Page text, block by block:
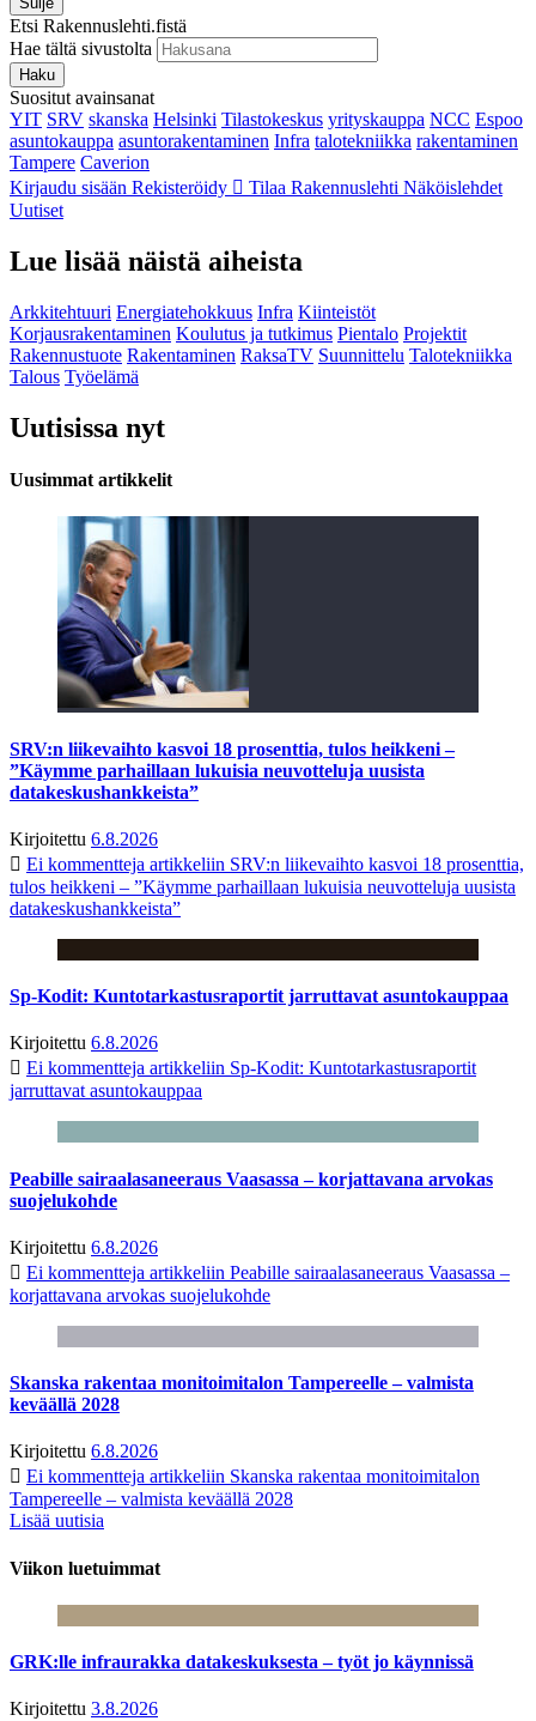
Etsi Rakennuslehti.fistä
Hae tältä sivustolta
Haku
Suositut avainsanat
YIT SRV skanska Helsinki Tilastokeskus yrityskauppa NCC Espoo
asuntokauppa asuntorakentaminen Infra talotekniikka rakentaminen
Tampere Caverion
Kirjaudu sisään Rekisteröidy Tilaa Rakennuslehti Näköislehdet
Uutiset
Lue lisää näistä aiheista
Arkkitehtuuri Energiatehokkuus Infra Kiinteistöt
Korjausrakentaminen Koulutus ja tutkimus Pientalo Projektit
Rakennustuote Rakentaminen RaksaTV Suunnittelu Talotekniikka
Talous Työelämä
Uutisissa nyt
Uusimmat artikkelit
SRV:n liikevaihto kasvoi 18 prosenttia, tulos heikkeni –
”Käymme parhaillaan lukuisia neuvotteluja uusista
datakeskushankkeista”
Kirjoitettu 6.8.2026
Ei kommentteja artikkeliin SRV:n liikevaihto kasvoi 18 prosenttia,
tulos heikkeni – ”Käymme parhaillaan lukuisia neuvotteluja uusista
datakeskushankkeista”
Sp-Kodit: Kuntotarkastusraportit jarruttavat asuntokauppaa
Kirjoitettu 6.8.2026
Ei kommentteja artikkeliin Sp-Kodit: Kuntotarkastusraportit
jarruttavat asuntokauppaa
Peabille sairaalasaneeraus Vaasassa – korjattavana arvokas
suojelukohde
Kirjoitettu 6.8.2026
Ei kommentteja artikkeliin Peabille sairaalasaneeraus Vaasassa –
korjattavana arvokas suojelukohde
Skanska rakentaa monitoimitalon Tampereelle – valmista
keväällä 2028
Kirjoitettu 6.8.2026
Ei kommentteja artikkeliin Skanska rakentaa monitoimitalon
Tampereelle – valmista keväällä 2028
Lisää uutisia
Viikon luetuimmat
GRK:lle infraurakka datakeskuksesta – työt jo käynnissä
Kirjoitettu 3.8.2026